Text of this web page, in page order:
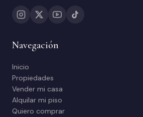
Navegación
Inicio
Propiedades
Vender mi casa
Alquilar mi piso
Quiero comprar